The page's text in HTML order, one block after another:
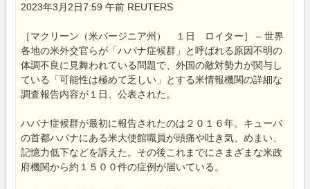
2023年3月2日7:59 午前 REUTERS
［マクリーン（米バージニア州） １日 ロイター］ – 世界
各地の米外交官らが「ハバナ症候群」と呼ばれる原因不明の
体調不良に見舞われている問題で、外国の敵対勢力が関与し
ている「可能性は極めて乏しい」とする米情報機関の詳細な
調査報告内容が１日、公表された。
ハバナ症候群が最初に報告されたのは２０１６年。キューバ
の首都ハバナにある米大使館職員が頭痛や吐き気、めまい、
記憶力低下などを訴えた。その後これまでにさまざまな米政
府機関から約１５００件の症例が届いている。